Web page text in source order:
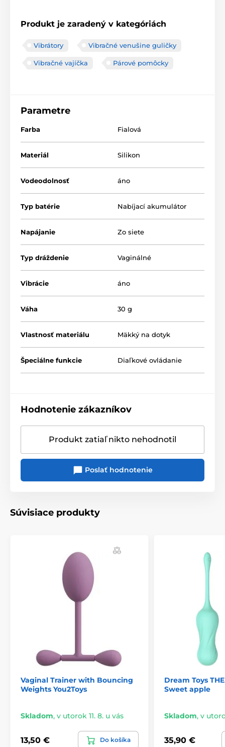
Produkt je zaradený v kategóriách
Vibrátory Vibračné venušine guličky
Vibračné vajíčka Párové pomôcky
Parametre
Farba Fialová
Materiál Silikon
Vodeodolnosť áno
Typ batérie Nabíjací akumulátor
Napájanie Zo siete
Typ dráždenie Vaginálné
Vibrácie áno
Váha 30 g
Vlastnosť materiálu Mäkký na dotyk
Špeciálne funkcie Diaľkové ovládanie
Hodnotenie zákazníkov
Produkt zatiaľ nikto nehodnotil
Poslať hodnotenie
Súvisiace produkty
Vaginal Trainer with Bouncing
Weights You2Toys
Skladom, v utorok 11. 8. u vás
13,50 € Do košíka
Dream Toys
Sweet apple
Skladom, v
35,90 €